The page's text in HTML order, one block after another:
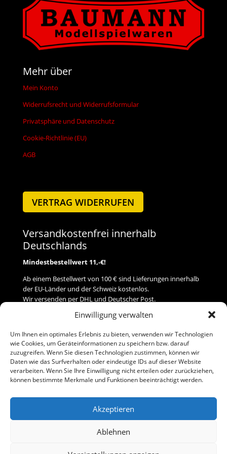
Einwilligung verwalten
Um Ihnen ein optimales Erlebnis zu bieten, verwenden wir Technologien
wie Cookies, um Geräteinformationen zu speichern bzw. darauf
zuzugreifen. Wenn Sie diesen Technologien zustimmen, können wir
Daten wie das Surfverhalten oder eindeutige IDs auf dieser Website
verarbeiten. Wenn Sie Ihre Einwilligung nicht erteilen oder zurückziehen,
können bestimmte Merkmale und Funktionen beeinträchtigt werden.
Akzeptieren
Ablehnen
Mehr über
Mein Konto
Widerrufsrecht und Widerrufsformular
Privatsphäre und Datenschutz
Cookie-Richtlinie (EU)
AGB
VERTRAG WIDERRUFEN
Versandkostenfrei innerhalb
Deutschlands
Mindestbestellwert 11,-€!
Ab einem Bestellwert von 100 € sind Lieferungen innerhalb
der EU-Länder und der Schweiz kostenlos.
Wir versenden per DHL und Deutscher Post.
Versand
Zahlung
Baumann Modellspielwaren
Telefon (0 91 61) 33 84